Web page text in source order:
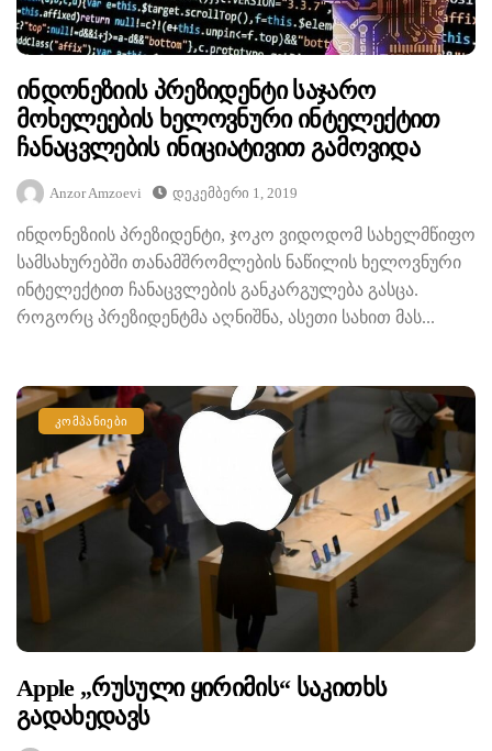
Ინდონეზიის Პრეზიდენტი Საჯარო
Მოხელეების Ხელოვნური Ინტელექტით
Ჩანაცვლების Ინიციატივით Გამოვიდა
Anzor Amzoevi Დეკემბერი 1, 2019
ინდონეზიის პრეზიდენტი, ჯოკო ვიდოდომ სახელმწიფო
სამსახურებში თანამშრომლების ნაწილის ხელოვნური
ინტელექტით ჩანაცვლების განკარგულება გასცა.
როგორც პრეზიდენტმა აღნიშნა, ასეთი სახით მას...
ᲙᲝᲛᲞᲐᲜᲘᲔᲑᲘ
Apple „რუსული Ყირიმის“ Საკითხს
Გადახედავს